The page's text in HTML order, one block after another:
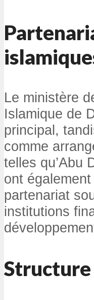
Le ministère
Islamique de
principal,
comme
telles qu’Abu
ont
partenariat
institutions